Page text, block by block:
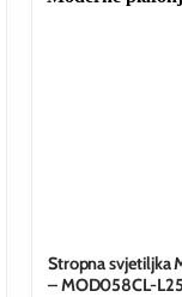
Stropna svjetiljka
– MOD058CL-